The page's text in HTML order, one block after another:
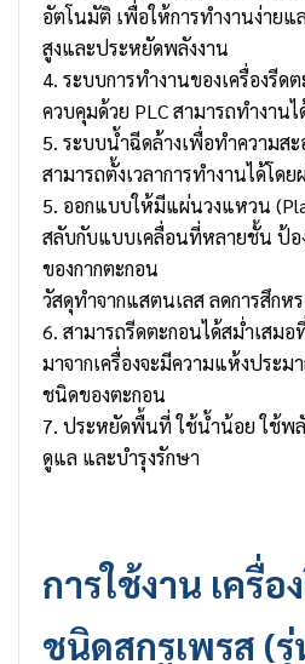
อัตโนมัติ เพื่อให้การทำงานง่าย
สูงและประหยัดพลังงาน
4. ระบบการทำงานของเครื่องรี
ควบคุมด้วย PLC สามารถทำงาน
5. ระบบน้ำฉีดล้างเพื่อทำความสะ
สามารถตั้งเวลาการทำงานได้โด
5. ออกแบบให้มีแผ่นวงแหวน
สลับกับแบบเคลื่อนที่หลายชั้น ป้อ
ของกากตะกอน
วัสดุทำจากแสตนเลส ลดการสึกห
6. สามารถรีดตะกอนได้สม่ำเสม
มาจากเครื่องจะมีความแห้งประ
ชนิดของตะกอน
7. ประหยัดพื้นที่ ใช้น้ำน้อย ใช้พลั
ดูแล และบำรุงรักษา
การใช้งาน เครื่
ชนิดสกรูเพรส (รุ่